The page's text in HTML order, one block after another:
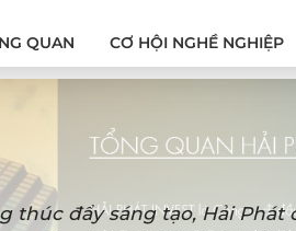
QUAN CƠ HỘI NGHỀ NGHIỆP
thúc đẩy sáng tạo, Hải